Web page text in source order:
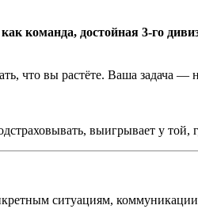
команда, достойная 3-го
что вы растёте. Ваша задача —
выигрывает у
ситуациям,